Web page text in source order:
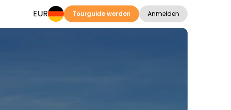
EUR Tourguide werden Anmelden